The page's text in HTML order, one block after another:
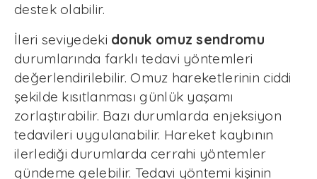
destek olabilir.
İleri seviyedeki donuk omuz sendromu
durumlarında farklı tedavi yöntemleri
değerlendirilebilir. Omuz hareketlerinin ciddi
şekilde kısıtlanması günlük yaşamı
zorlaştırabilir. Bazı durumlarda enjeksiyon
tedavileri uygulanabilir. Hareket kaybının
ilerlediği durumlarda cerrahi yöntemler
gündeme gelebilir. Tedavi yöntemi kişinin